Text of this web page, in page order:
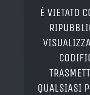
È VIETATO
QUALSIASI